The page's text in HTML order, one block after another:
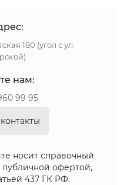
180 (угол с ул.
нам:
99 95
носит справочный
публичной офертой,
437 ГК РФ.